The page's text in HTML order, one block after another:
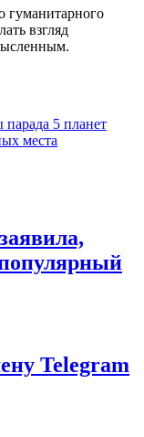
гуманитарного
взгляд
5 планет
места
Telegram